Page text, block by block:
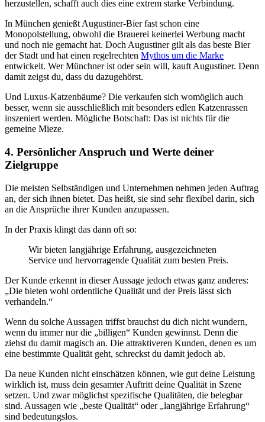
herzustellen, schafft auch dies eine extrem starke Verbindung.
In München genießt Augustiner-Bier fast schon eine
Monopolstellung, obwohl die Brauerei keinerlei Werbung macht
und noch nie gemacht hat. Doch Augustiner gilt als das beste Bier
der Stadt und hat einen regelrechten Mythos um die Marke
entwickelt. Wer Münchner ist oder sein will, kauft Augustiner. Denn
damit zeigst du, dass du dazugehörst.
Und Luxus-Katzenbäume? Die verkaufen sich womöglich auch
besser, wenn sie ausschließlich mit besonders edlen Katzenrassen
inszeniert werden. Mögliche Botschaft: Das ist nichts für die
gemeine Mieze.
4. Persönlicher Anspruch und Werte deiner
Zielgruppe
Die meisten Selbständigen und Unternehmen nehmen jeden Auftrag
an, der sich ihnen bietet. Das heißt, sie sind sehr flexibel darin, sich
an die Ansprüche ihrer Kunden anzupassen.
In der Praxis klingt das dann oft so:
Wir bieten langjährige Erfahrung, ausgezeichneten
Service und hervorragende Qualität zum besten Preis.
Der Kunde erkennt in dieser Aussage jedoch etwas ganz anderes:
„Die bieten wohl ordentliche Qualität und der Preis lässt sich
verhandeln.“
Wenn du solche Aussagen triffst brauchst du dich nicht wundern,
wenn du immer nur die „billigen“ Kunden gewinnst. Denn die
ziehst du damit magisch an. Die attraktiveren Kunden, denen es um
eine bestimmte Qualität geht, schreckst du damit jedoch ab.
Da neue Kunden nicht einschätzen können, wie gut deine Leistung
wirklich ist, muss dein gesamter Auftritt deine Qualität in Szene
setzen. Und zwar möglichst spezifische Qualitäten, die belegbar
sind. Aussagen wie „beste Qualität“ oder „langjährige Erfahrung“
sind bedeutungslos.